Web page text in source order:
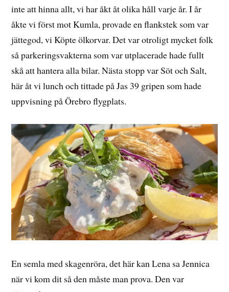
inte att hinna allt, vi har åkt åt olika håll varje år. I år
åkte vi först mot Kumla, provade en flankstek som var
jättegod, vi Köpte ölkorvar. Det var otroligt mycket folk
så parkeringsvakterna som var utplacerade hade fullt
skå att hantera alla bilar. Nästa stopp var Söt och Salt,
här åt vi lunch och tittade på Jas 39 gripen som hade
uppvisning på Örebro flygplats.
En semla med skagenröra, det här kan Lena sa Jennica
när vi kom dit så den måste man prova. Den var